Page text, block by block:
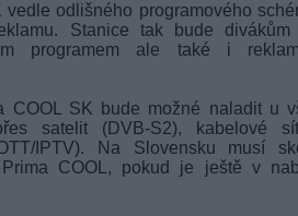
vedle odlišného programového
Stanice tak bude divákům
programem ale také i
COOL SK bude možné naladit u
satelit (DVB-S2), kabelové
IPTV). Na Slovensku musí
COOL, pokud je ještě v